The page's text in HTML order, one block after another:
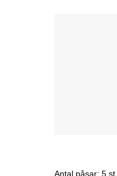
Antal påsar: 5 st